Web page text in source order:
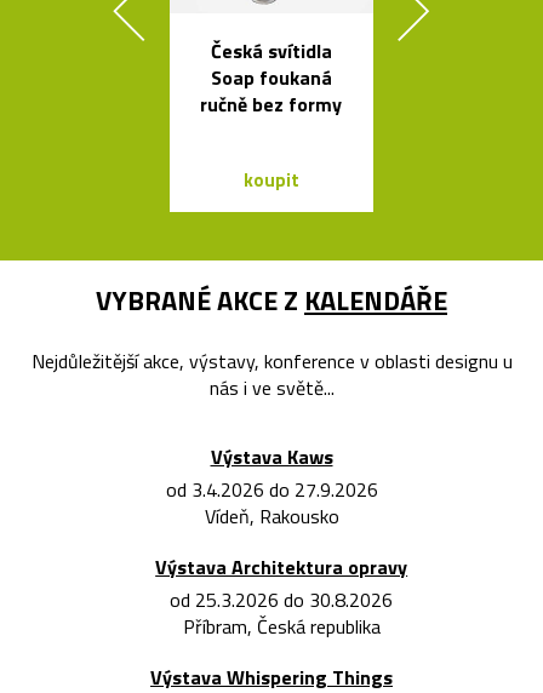
Česká svítidla
Soap foukaná
ručně bez formy
koupit
VYBRANÉ AKCE Z KALENDÁŘE
Nejdůležitější akce, výstavy, konference v oblasti designu u
nás i ve světě...
Výstava Kaws
od 3.4.2026 do 27.9.2026
Vídeň, Rakousko
Výstava Architektura opravy
od 25.3.2026 do 30.8.2026
Příbram, Česká republika
Výstava Whispering Things